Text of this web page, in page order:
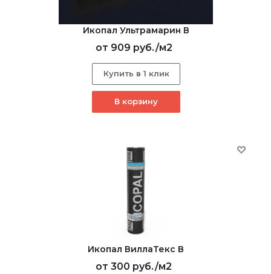
Икопал Ультрамарин В
от 909 руб./м2
Купить в 1 клик
В корзину
Икопал ВиллаТекс В
от 300 руб./м2